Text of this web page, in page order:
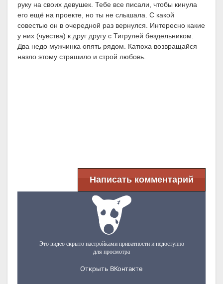
руку на своих девушек. Тебе все писали, чтобы кинула
его ещё на проекте, но ты не слышала. С какой
совестью он в очередной раз вернулся. Интересно какие
у них (чувства) к друг другу с Тигрулей бездельником.
Два недо мужчинка опять рядом. Катюха возвращайся
назло этому страшило и строй любовь.
Написать комментарий